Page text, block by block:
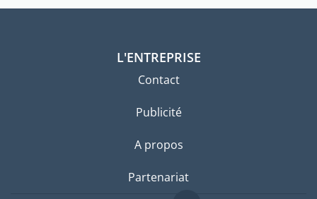
L'ENTREPRISE
Contact
Publicité
A propos
Partenariat